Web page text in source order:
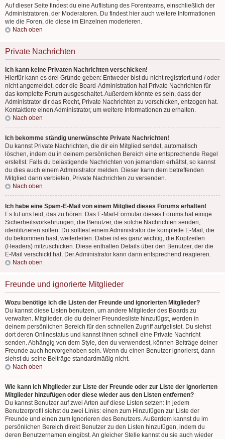
Auf dieser Seite findest du eine Auflistung des Forenteams, einschließlich der
Administratoren, der Moderatoren. Du findest hier auch weitere Informationen
wie die Foren, die diese im Einzelnen moderieren.
Nach oben
Private Nachrichten
Ich kann keine Privaten Nachrichten verschicken!
Hierfür kann es drei Gründe geben: Entweder bist du nicht registriert und / oder
nicht angemeldet, oder die Board-Administration hat Private Nachrichten für
das komplette Forum ausgeschaltet. Außerdem könnte es sein, dass der
Administrator dir das Recht, Private Nachrichten zu verschicken, entzogen hat.
Kontaktiere einen Administrator, um weitere Informationen zu erhalten.
Nach oben
Ich bekomme ständig unerwünschte Private Nachrichten!
Du kannst Private Nachrichten, die dir ein Mitglied sendet, automatisch
löschen, indem du in deinem persönlichen Bereich eine entsprechende Regel
erstellst. Falls du belästigende Nachrichten von jemandem erhältst, so kannst
du dies auch einem Administrator melden. Dieser kann dem betreffenden
Mitglied dann verbieten, Private Nachrichten zu versenden.
Nach oben
Ich habe eine Spam-E-Mail von einem Mitglied dieses Forums erhalten!
Es tut uns leid, das zu hören. Das E-Mail-Formular dieses Forums hat einige
Sicherheitsvorkehrungen, die Benutzer, die solche Nachrichten senden,
identifizieren sollen. Du solltest einem Administrator die komplette E-Mail, die
du bekommen hast, weiterleiten. Dabei ist es ganz wichtig, die Kopfzeilen
(Headers) mitzuschicken. Diese enthalten Details über den Benutzer, der die
E-Mail verschickt hat. Der Administrator kann dann entsprechend reagieren.
Nach oben
Freunde und ignorierte Mitglieder
Wozu benötige ich die Listen der Freunde und ignorierten Mitglieder?
Du kannst diese Listen benutzen, um andere Mitglieder des Boards zu
verwalten. Mitglieder, die du deiner Freundesliste hinzufügst, werden in
deinem persönlichen Bereich für den schnellen Zugriff aufgelistet. Du siehst
dort deren Onlinestatus und kannst ihnen schnell eine Private Nachricht
senden. Abhängig von dem Style, den du verwendest, können Beiträge deiner
Freunde auch hervorgehoben sein. Wenn du einen Benutzer ignorierst, dann
siehst du seine Beiträge standardmäßig nicht.
Nach oben
Wie kann ich Mitglieder zur Liste der Freunde oder zur Liste der ignorierten
Mitglieder hinzufügen oder diese wieder aus den Listen entfernen?
Du kannst Benutzer auf zwei Arten auf diese Listen setzen: In jedem
Benutzerprofil siehst du zwei Links: einen zum Hinzufügen zur Liste der
Freunde und einen zum Ignorieren des Benutzers. Außerdem kannst du im
persönlichen Bereich direkt Benutzer zu den Listen hinzufügen, indem du
deren Benutzernamen eingibst. An gleicher Stelle kannst du sie auch wieder